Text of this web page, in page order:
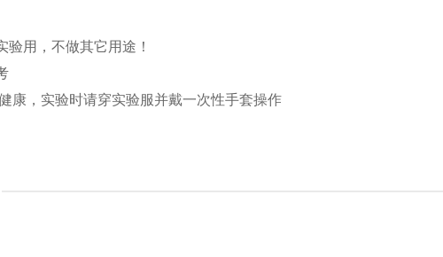
验用，不做其它用途！
康，实验时请穿实验服并戴一次性手套操作